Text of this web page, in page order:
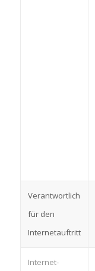
Verantwortlich
für den
Internetauftritt
Internet-